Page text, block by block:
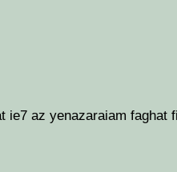
ie7 az yenazaraiam faghat